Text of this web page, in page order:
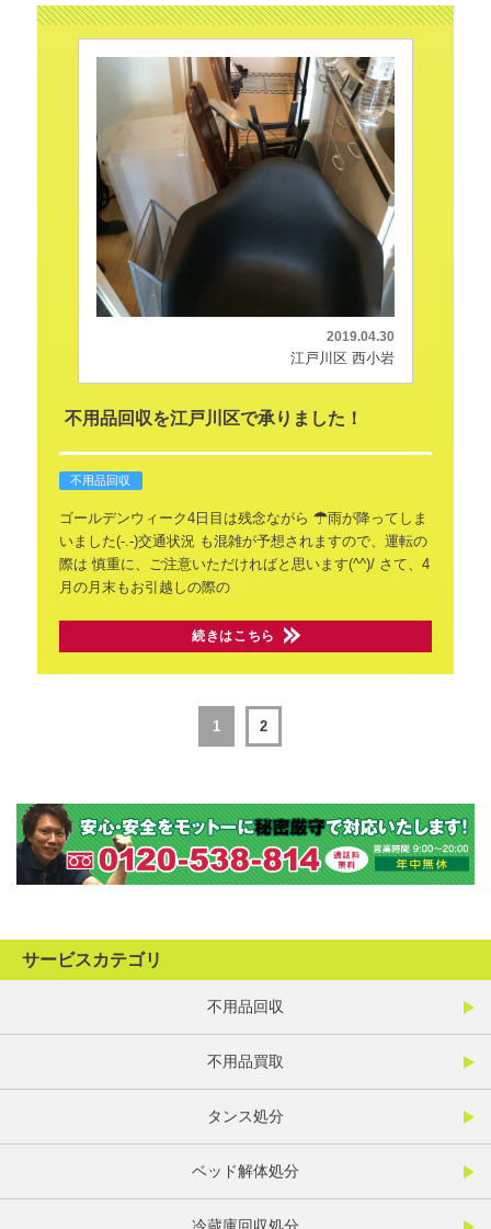
2019.04.30
江戸川区 西小岩
不用品回収を江戸川区で承りました！
不用品回収
ゴールデンウィーク4日目は残念ながら ☂雨が降ってしま
いました(-.-)交通状況も混雑が予想されますので、運転の
際は 慎重に、ご注意いただければと思います(^^)/ さて、4
月の月末もお引越しの際の
続きはこちら
1 2
サービスカテゴリ
不用品回収
不用品買取
タンス処分
ベッド解体処分